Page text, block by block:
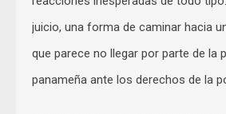
juicio, una forma de caminar hacia
que parece no llegar por parte de la
panameña ante los derechos de la